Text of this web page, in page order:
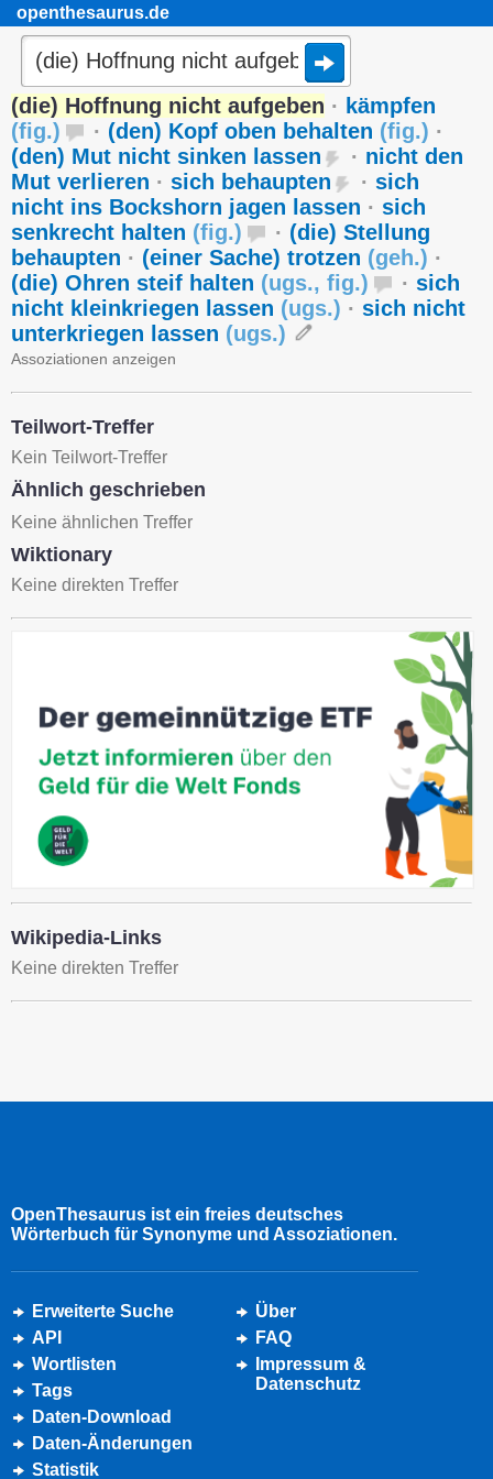
openthesaurus.de
(die) Hoffnung nicht aufgeben · kämpfen
(fig.) · (den) Kopf oben behalten (fig.) ·
(den) Mut nicht sinken lassen
· nicht den
Mut verlieren · sich behaupten · sich
nicht ins Bockshorn jagen lassen · sich
senkrecht halten (fig.) · (die) Stellung
behaupten · (einer Sache) trotzen (geh.) ·
(die) Ohren steif halten (ugs., fig.) · sich
nicht kleinkriegen lassen (ugs.) · sich nicht
unterkriegen lassen (ugs.)
Assoziationen anzeigen
Teilwort-Treffer
Kein Teilwort-Treffer
Ähnlich geschrieben
Keine ähnlichen Treffer
Wiktionary
Keine direkten Treffer
Wikipedia-Links
Keine direkten Treffer
OpenThesaurus ist ein freies deutsches
Wörterbuch für Synonyme und Assoziationen.
Erweiterte Suche
API
Wortlisten
Tags
Daten-Download
Daten-Änderungen
Statistik
Über
FAQ
Impressum &
Datenschutz